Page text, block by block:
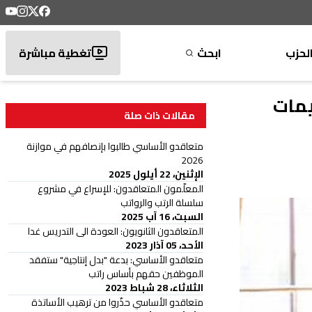
الحزب ابحث تغطية مباشرة
مقالات ذات صلة
متعاقدو الأساسي طالبوا بإنصافهم في موازنة
2026
الإثنين، 22 أيلول 2025
المعلّمون المتعاقدون: للإسراع في مشروع
سلسلة الرتب والرواتب
السبت، 16 آب 2025
المتعاقدون الثانويون: العودة الى التدريس غدا
الأحد، 05 آذار 2023
متعاقدو الأساسي: بدعة "بدل إنتاجية" ستفقد
الموظفين حقهم بأساس راتب
الثلاثاء، 28 شباط 2023
متعاقدو الأساسي حذّروا من ترهيب الأساتذة